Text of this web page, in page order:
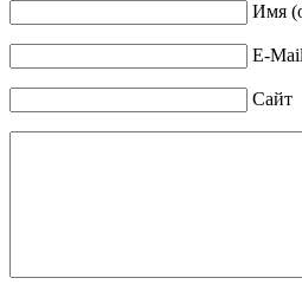
Имя
E-
Сайт